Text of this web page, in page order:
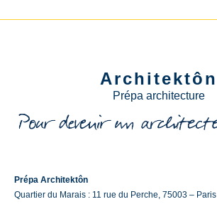
Architektôn
Prépa architecture
Prépa Architektôn
Quartier du Marais : 11 rue du Perche, 75003 – Paris